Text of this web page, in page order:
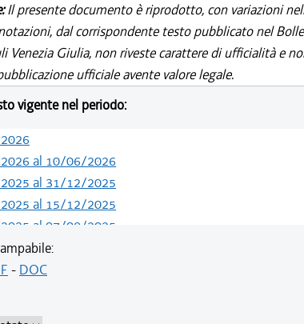
Il presente documento è riprodotto, con variazioni
dal corrispondente testo pubblicato nel
Venezia Giulia, non riveste carattere di ufficialità e
ufficiale avente valore legale.
vigente nel periodo:
al 10/06/2026
al 31/12/2025
al 15/12/2025
al 07/08/2025
al 09/07/2025
al 04/06/2025
al 13/05/2024
- DOC